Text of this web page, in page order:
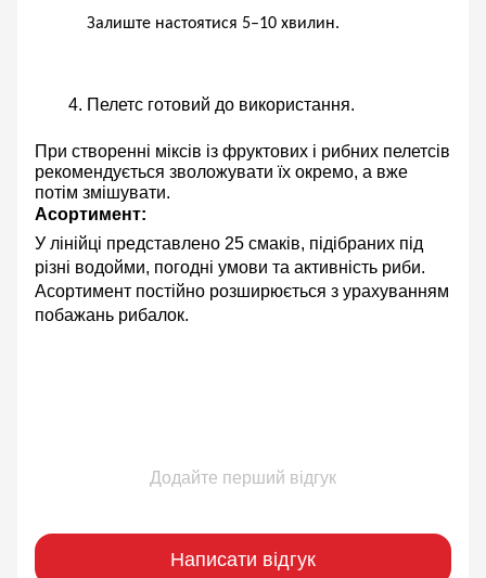
Залиште настоятися 5–10 хвилин.
Пелетс готовий до використання.
При створенні міксів із фруктових і рибних пелетсів
рекомендується зволожувати їх окремо, а вже
потім змішувати.
Асортимент:
У лінійці представлено 25 смаків, підібраних під
різні водойми, погодні умови та активність риби.
Асортимент постійно розширюється з урахуванням
побажань рибалок.
Додайте перший відгук
Написати відгук